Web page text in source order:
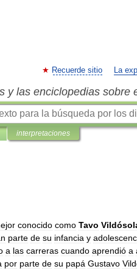
Recuerde sitio La
y las enciclopedias sobre
interpretaciones
conocido como Tavo
parte de su infancia y
a las carreras cuando aprendió a
por parte de su papá Gustavo